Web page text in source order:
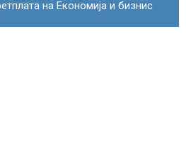
на Економија и бизнис